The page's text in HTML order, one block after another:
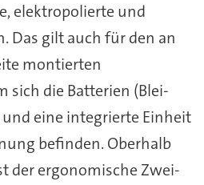
elektropolierte und
Das gilt auch für den an
montierten
sich die Batterien (Blei-
und eine integrierte Einheit
befinden. Oberhalb
der ergonomische Zwei-